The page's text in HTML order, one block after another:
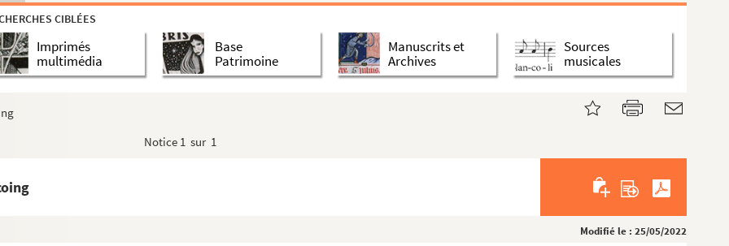
CIBLÉES
Imprimés
multimédia
Base
Patrimoine
Manuscrits et
Archives
Sources
musicales
Notice 1 sur 1
Modifié le : 25/05/2022
nues
pour les années 1983 et 1984 du Théâtre aux mains nues